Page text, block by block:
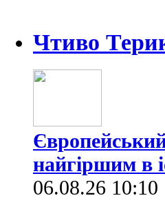
Чтиво
найгіршим в
06.08.26 10:10